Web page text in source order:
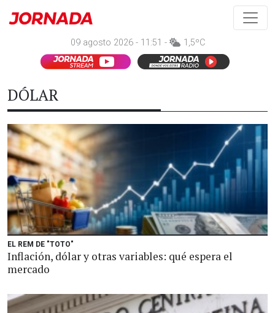
09 agosto 2026 - 11:51 - 1,5ºC
DÓLAR
EL REM DE "TOTO"
Inflación, dólar y otras variables: qué espera el
mercado